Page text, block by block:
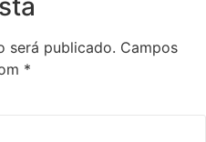
será publicado. Campos
*